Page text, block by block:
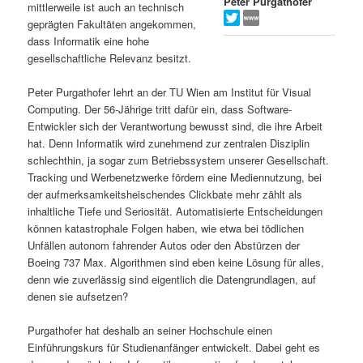
s
p
r
i
n
g
e
n
l
t
s
p
r
i
n
g
e
n
mittlerweile ist auch an technisch
geprägten Fakultäten angekommen,
dass Informatik eine hohe
gesellschaftliche Relevanz besitzt.
Peter Purgathofer lehrt an der TU Wien am Institut für Visual
Computing. Der 56-Jährige tritt dafür ein, dass Software-
Entwickler sich der Verantwortung bewusst sind, die ihre Arbeit
hat. Denn Informatik wird zunehmend zur zentralen Disziplin
schlechthin, ja sogar zum Betriebssystem unserer Gesellschaft.
Tracking und Werbenetzwerke fördern eine Mediennutzung, bei
der aufmerksamkeitsheischendes Clickbate mehr zählt als
inhaltliche Tiefe und Seriosität. Automatisierte Entscheidungen
können katastrophale Folgen haben, wie etwa bei tödlichen
Unfällen autonom fahrender Autos oder den Abstürzen der
Boeing 737 Max. Algorithmen sind eben keine Lösung für alles,
denn wie zuverlässig sind eigentlich die Datengrundlagen, auf
denen sie aufsetzen?
Purgathofer hat deshalb an seiner Hochschule einen
Einführungskurs für Studienanfänger entwickelt. Dabei geht es